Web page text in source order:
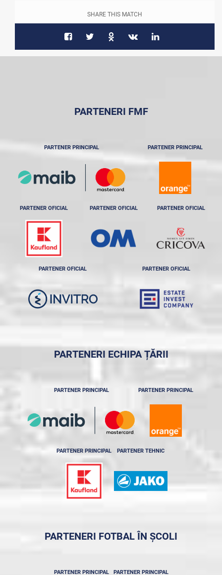
SHARE THIS MATCH
PARTENERI FMF
PARTENER PRINCIPAL PARTENER PRINCIPAL
PARTENER OFICIAL PARTENER OFICIAL PARTENER OFICIAL
PARTENER OFICIAL PARTENER OFICIAL
PARTENERI ECHIPA ȚĂRII
PARTENER PRINCIPAL PARTENER PRINCIPAL
PARTENER PRINCIPAL PARTENER TEHNIC
PARTENERI FOTBAL ÎN ȘCOLI
PARTENER PRINCIPAL PARTENER PRINCIPAL